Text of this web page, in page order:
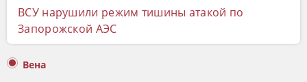
ВСУ нарушили режим тишины атакой по
Запорожской АЭС
Вена